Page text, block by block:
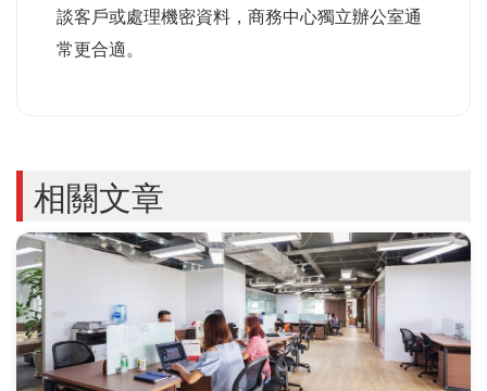
談客戶或處理機密資料，商務中心獨立辦公室通
常更合適。
相關文章